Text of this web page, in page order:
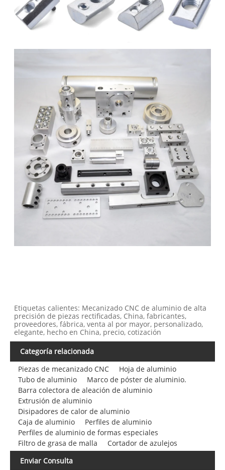
Etiquetas calientes: Mecanizado CNC de aluminio de alta
precisión de piezas rectificadas, China, fabricantes,
proveedores, fábrica, venta al por mayor, personalizado,
elegante, hecho en China, precio, cotización
Categoría relacionada
Piezas de mecanizado CNC
Hoja de aluminio
Tubo de aluminio
Marco de póster de aluminio.
Barra colectora de aleación de aluminio
Extrusión de aluminio
Disipadores de calor de aluminio
Caja de aluminio
Perfiles de aluminio
Perfiles de aluminio de formas especiales
Filtro de grasa de malla
Cortador de azulejos
Enviar Consulta